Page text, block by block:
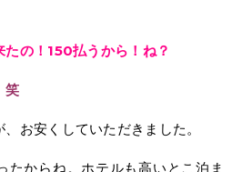
の！150払うから！ね？
笑
お安くしていただきました。
たからね。ホテルも高いとこ泊ま